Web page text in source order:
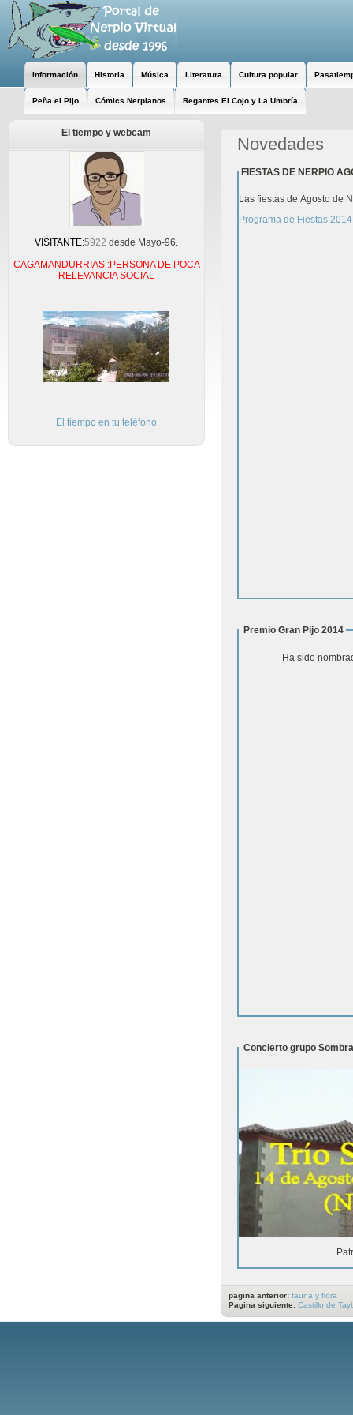
Información Historia Música Literatura Cultura popular
Peña el Pijo Cómics Nerpianos Regantes El Cojo y La Umbría
El tiempo y webcam
VISITANTE:5922 desde Mayo-96.
CAGAMANDURRIAS :PERSONA DE POCA
RELEVANCIA SOCIAL
El tiempo en tu teléfono
Novedades
FIESTAS DE NERPIO
Las fiestas de Agosto de
Programa de Fiestas 2014
Premio Gran Pijo 2014
Ha sido
Concierto grupo
pagina anterior: fauna y flora
Pagina siguiente: Castillo de